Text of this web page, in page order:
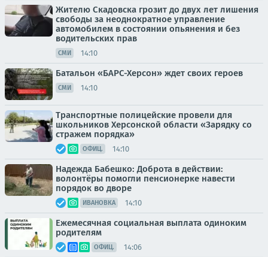
Жителю Скадовска грозит до двух лет лишения
свободы за неоднократное управление
автомобилем в состоянии опьянения и без
водительских прав
СМИ 14:10
Батальон «БАРС-Херсон» ждет своих героев
СМИ 14:10
Транспортные полицейские провели для
школьников Херсонской области «Зарядку со
стражем порядка»
ОФИЦ. 14:10
Надежда Бабешко: Доброта в действии:
волонтёры помогли пенсионерке навести
порядок во дворе
ИВАНОВКА 14:10
Ежемесячная социальная выплата одиноким
родителям
ОФИЦ. 14:06